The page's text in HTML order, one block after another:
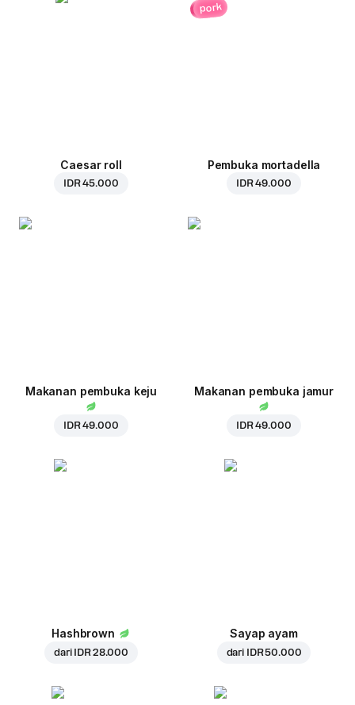
Caesar roll
IDR 45.000
pork
Pembuka mortadella
IDR 49.000
Makanan pembuka keju
IDR 49.000
Makanan pembuka jamur
IDR 49.000
Hashbrown
dari IDR 28.000
Sayap ayam
dari IDR 50.000